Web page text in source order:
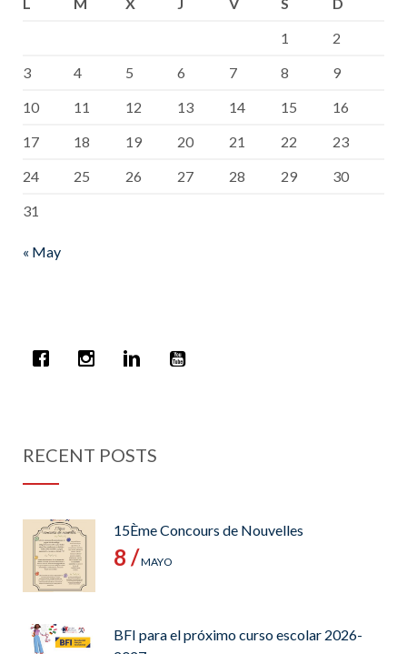
1
2
3
4 5 6 7 8
9
10
11 12 13 14 15
16
17
18 19 20 21 22
23
24
25 26 27 28 29
30
31
« May
RECENT POSTS
15Ème Concours de Nouvelles
8 /MAYO
BFI para el próximo curso escolar 2026-